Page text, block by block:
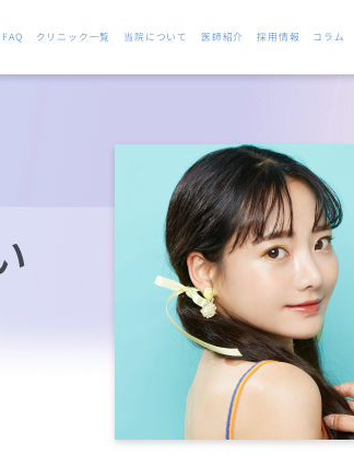
FAQ クリニック一覧 当院について 医師紹介 採用情報 コラム